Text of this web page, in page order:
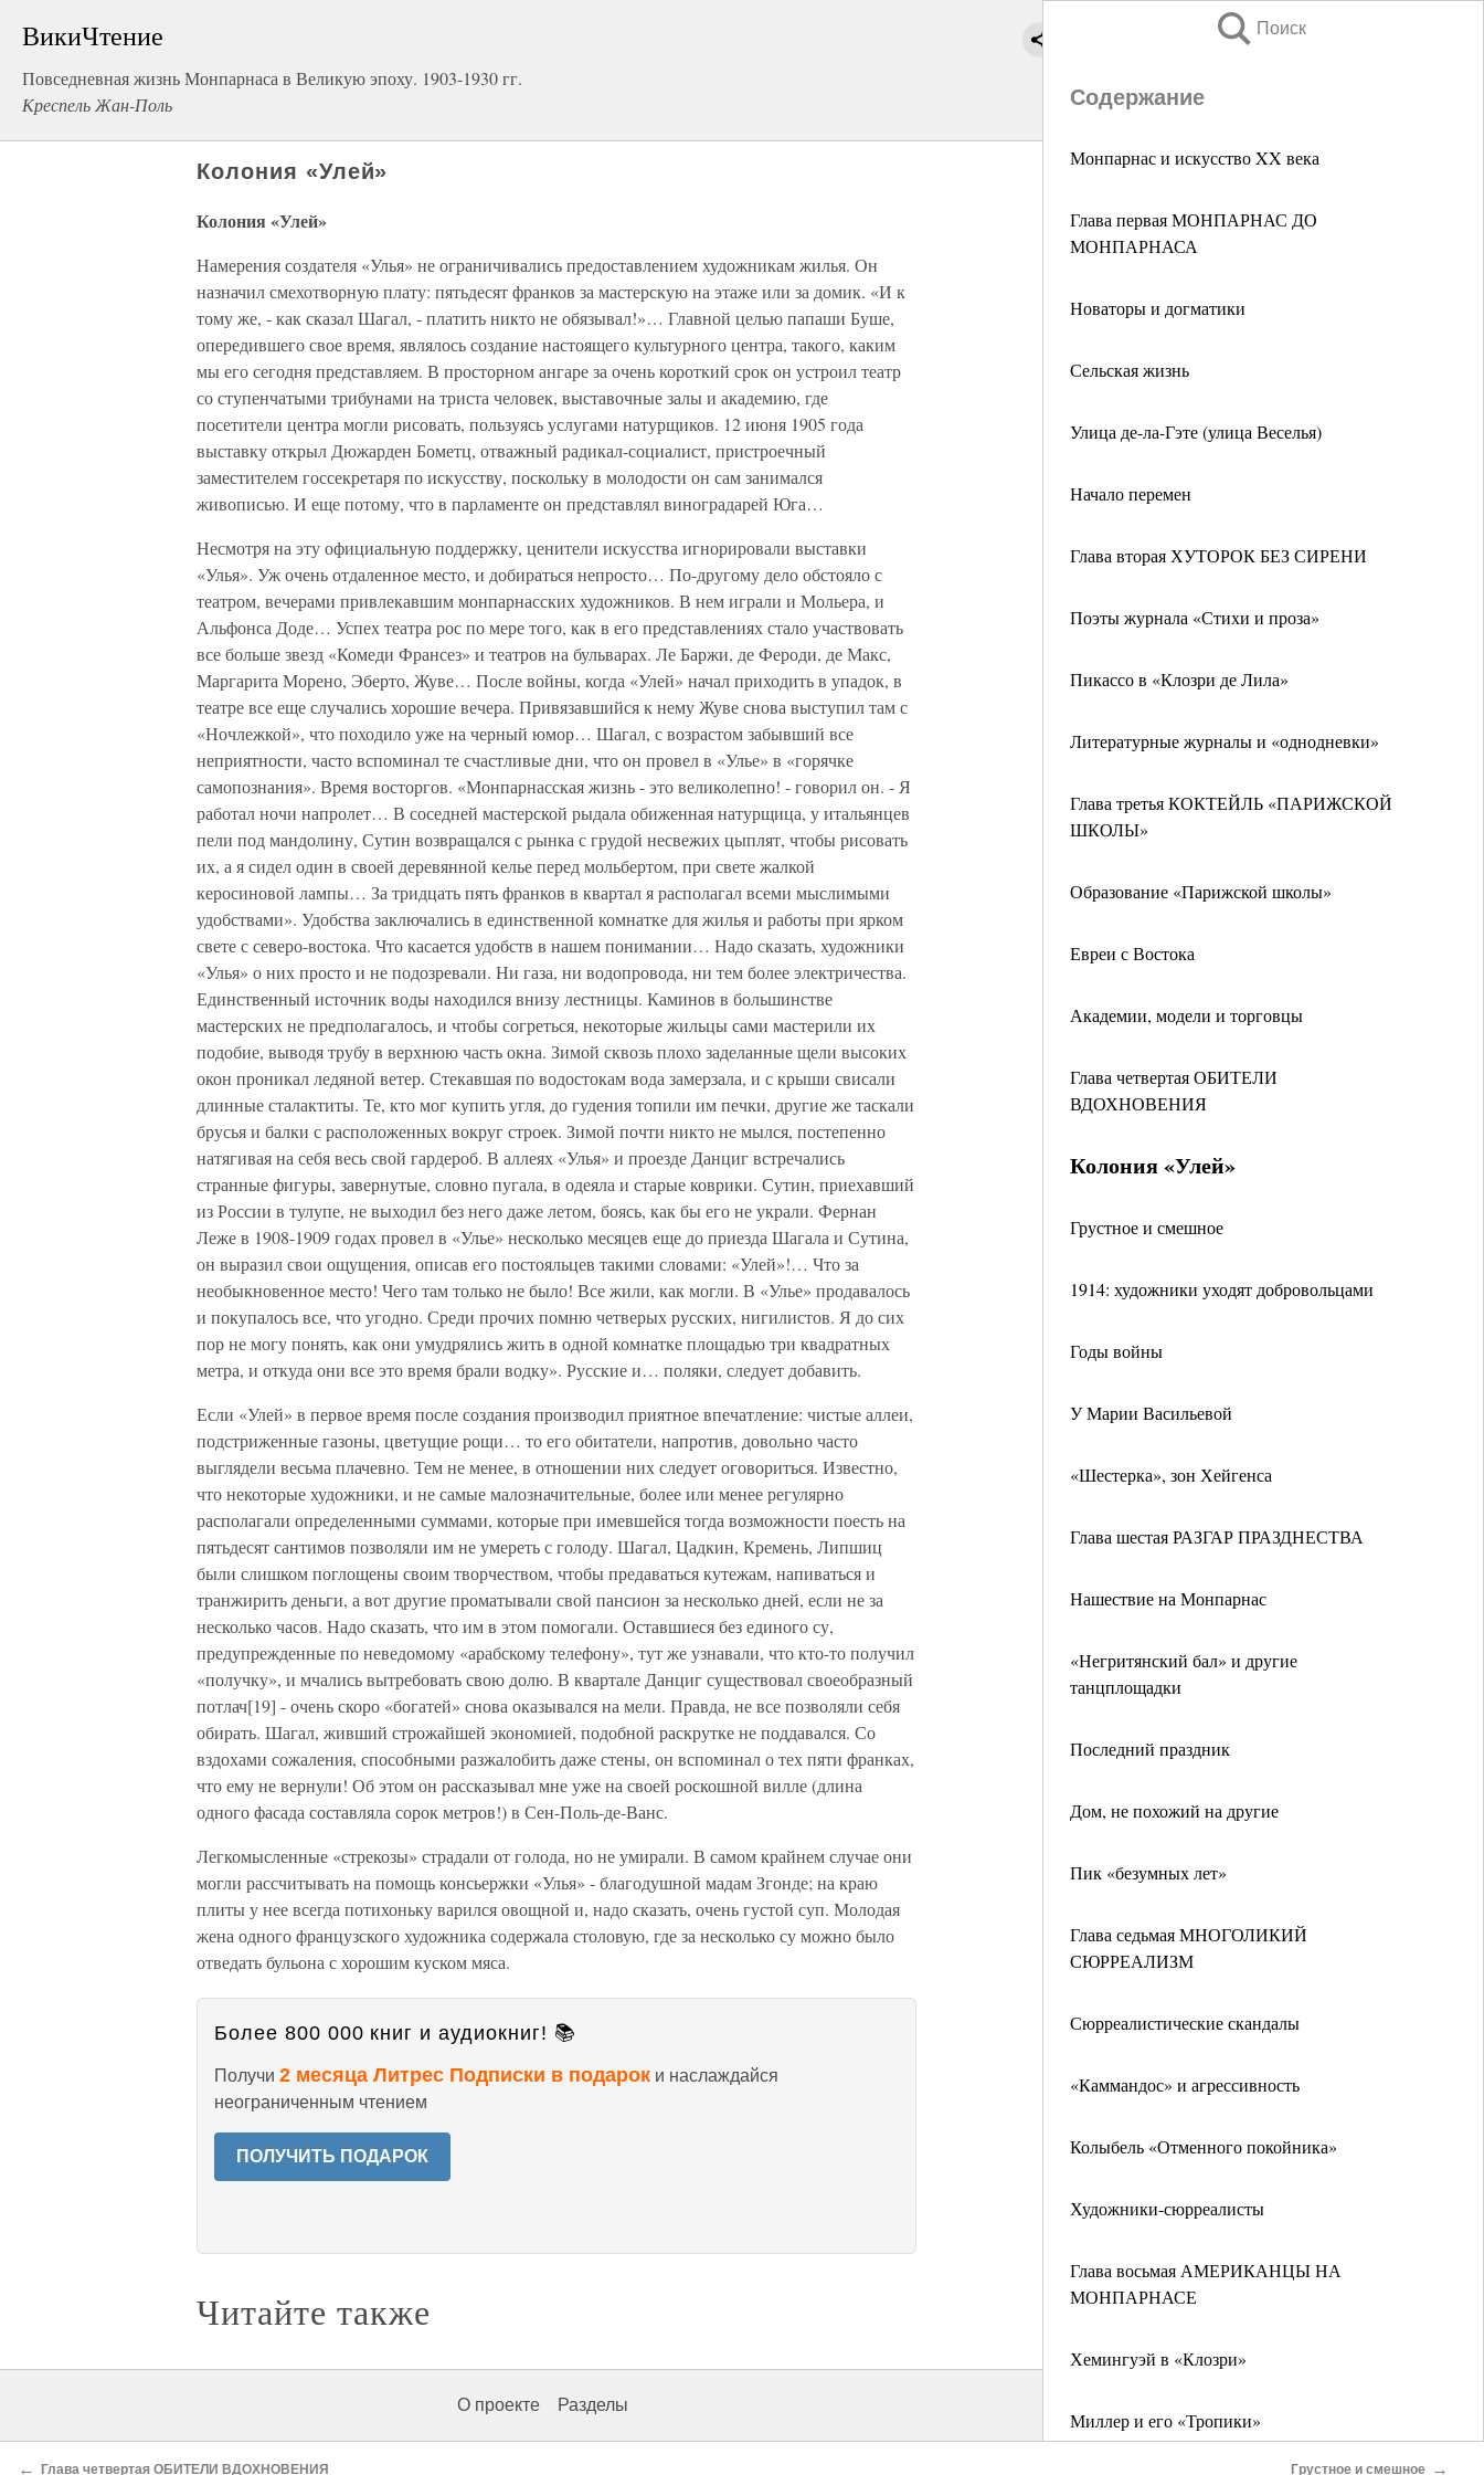
ВикиЧтение
Повседневная жизнь Монпарнаса в Великую эпоху. 1903-1930 гг.
Креспель Жан-Поль
Поиск
Содержание
Монпарнас и искусство XX века
Глава первая МОНПАРНАС ДО
МОНПАРНАСА
Новаторы и догматики
Сельская жизнь
Улица де-ла-Гэте (улица Веселья)
Начало перемен
Глава вторая ХУТОРОК БЕЗ СИРЕНИ
Поэты журнала «Стихи и проза»
Пикассо в «Клозри де Лила»
Литературные журналы и «однодневки»
Глава третья КОКТЕЙЛЬ «ПАРИЖСКОЙ
ШКОЛЫ»
Образование «Парижской школы»
Евреи с Востока
Академии, модели и торговцы
Глава четвертая ОБИТЕЛИ
ВДОХНОВЕНИЯ
Колония «Улей»
Грустное и смешное
1914: художники уходят добровольцами
Годы войны
У Марии Васильевой
«Шестерка», зон Хейгенса
Глава шестая РАЗГАР ПРАЗДНЕСТВА
Нашествие на Монпарнас
«Негритянский бал» и другие
танцплощадки
Последний праздник
Дом, не похожий на другие
Пик «безумных лет»
Глава седьмая МНОГОЛИКИЙ
СЮРРЕАЛИЗМ
Сюрреалистические скандалы
«Каммандос» и агрессивность
Колыбель «Отменного покойника»
Художники-сюрреалисты
Глава восьмая АМЕРИКАНЦЫ НА
МОНПАРНАСЕ
Хемингуэй в «Клозри»
Миллер и его «Тропики»
Колония «Улей»
Колония «Улей»
Намерения создателя «Улья» не ограничивались предоставлением художникам жилья. Он
назначил смехотворную плату: пятьдесят франков за мастерскую на этаже или за домик. «И к
тому же, - как сказал Шагал, - платить никто не обязывал!»… Главной целью папаши Буше,
опередившего свое время, являлось создание настоящего культурного центра, такого, каким
мы его сегодня представляем. В просторном ангаре за очень короткий срок он устроил театр
со ступенчатыми трибунами на триста человек, выставочные залы и академию, где
посетители центра могли рисовать, пользуясь услугами натурщиков. 12 июня 1905 года
выставку открыл Дюжарден Бометц, отважный радикал-социалист, пристроечный
заместителем госсекретаря по искусству, поскольку в молодости он сам занимался
живописью. И еще потому, что в парламенте он представлял виноградарей Юга…
Несмотря на эту официальную поддержку, ценители искусства игнорировали выставки
«Улья». Уж очень отдаленное место, и добираться непросто… По-другому дело обстояло с
театром, вечерами привлекавшим монпарнасских художников. В нем играли и Мольера, и
Альфонса Доде… Успех театра рос по мере того, как в его представлениях стало участвовать
все больше звезд «Комеди Франсез» и театров на бульварах. Ле Баржи, де Фероди, де Макс,
Маргарита Морено, Эберто, Жуве… После войны, когда «Улей» начал приходить в упадок, в
театре все еще случались хорошие вечера. Привязавшийся к нему Жуве снова выступил там с
«Ночлежкой», что походило уже на черный юмор… Шагал, с возрастом забывший все
неприятности, часто вспоминал те счастливые дни, что он провел в «Улье» в «горячке
самопознания». Время восторгов. «Монпарнасская жизнь - это великолепно! - говорил он. - Я
работал ночи напролет… В соседней мастерской рыдала обиженная натурщица, у итальянцев
пели под мандолину, Сутин возвращался с рынка с грудой несвежих цыплят, чтобы рисовать
их, а я сидел один в своей деревянной келье перед мольбертом, при свете жалкой
керосиновой лампы… За тридцать пять франков в квартал я располагал всеми мыслимыми
удобствами». Удобства заключались в единственной комнатке для жилья и работы при ярком
свете с северо-востока. Что касается удобств в нашем понимании… Надо сказать, художники
«Улья» о них просто и не подозревали. Ни газа, ни водопровода, ни тем более электричества.
Единственный источник воды находился внизу лестницы. Каминов в большинстве
мастерских не предполагалось, и чтобы согреться, некоторые жильцы сами мастерили их
подобие, выводя трубу в верхнюю часть окна. Зимой сквозь плохо заделанные щели высоких
окон проникал ледяной ветер. Стекавшая по водостокам вода замерзала, и с крыши свисали
длинные сталактиты. Те, кто мог купить угля, до гудения топили им печки, другие же таскали
брусья и балки с расположенных вокруг строек. Зимой почти никто не мылся, постепенно
натягивая на себя весь свой гардероб. В аллеях «Улья» и проезде Данциг встречались
странные фигуры, завернутые, словно пугала, в одеяла и старые коврики. Сутин, приехавший
из России в тулупе, не выходил без него даже летом, боясь, как бы его не украли. Фернан
Леже в 1908-1909 годах провел в «Улье» несколько месяцев еще до приезда Шагала и Сутина,
он выразил свои ощущения, описав его постояльцев такими словами: «Улей»!… Что за
необыкновенное место! Чего там только не было! Все жили, как могли. В «Улье» продавалось
и покупалось все, что угодно. Среди прочих помню четверых русских, нигилистов. Я до сих
пор не могу понять, как они умудрялись жить в одной комнатке площадью три квадратных
метра, и откуда они все это время брали водку». Русские и… поляки, следует добавить.
Если «Улей» в первое время после создания производил приятное впечатление: чистые аллеи,
подстриженные газоны, цветущие рощи… то его обитатели, напротив, довольно часто
выглядели весьма плачевно. Тем не менее, в отношении них следует оговориться. Известно,
что некоторые художники, и не самые малозначительные, более или менее регулярно
располагали определенными суммами, которые при имевшейся тогда возможности поесть на
пятьдесят сантимов позволяли им не умереть с голоду. Шагал, Цадкин, Кремень, Липшиц
были слишком поглощены своим творчеством, чтобы предаваться кутежам, напиваться и
транжирить деньги, а вот другие проматывали свой пансион за несколько дней, если не за
несколько часов. Надо сказать, что им в этом помогали. Оставшиеся без единого су,
предупрежденные по неведомому «арабскому телефону», тут же узнавали, что кто-то получил
«получку», и мчались вытребовать свою долю. В квартале Данциг существовал своеобразный
потлач[19] - очень скоро «богатей» снова оказывался на мели. Правда, не все позволяли себя
обирать. Шагал, живший строжайшей экономией, подобной раскрутке не поддавался. Со
вздохами сожаления, способными разжалобить даже стены, он вспоминал о тех пяти франках,
что ему не вернули! Об этом он рассказывал мне уже на своей роскошной вилле (длина
одного фасада составляла сорок метров!) в Сен-Поль-де-Ванс.
Легкомысленные «стрекозы» страдали от голода, но не умирали. В самом крайнем случае они
могли рассчитывать на помощь консьержки «Улья» - благодушной мадам Згонде; на краю
плиты у нее всегда потихоньку варился овощной и, надо сказать, очень густой суп. Молодая
жена одного французского художника содержала столовую, где за несколько су можно было
отведать бульона с хорошим куском мяса.
Более 800 000 книг и аудиокниг! 📚
Получи 2 месяца Литрес Подписки в подарок и наслаждайся
неограниченным чтением
ПОЛУЧИТЬ ПОДАРОК
Читайте также
О проекте Разделы
← Глава четвертая ОБИТЕЛИ ВДОХНОВЕНИЯ Грустное и смешное →